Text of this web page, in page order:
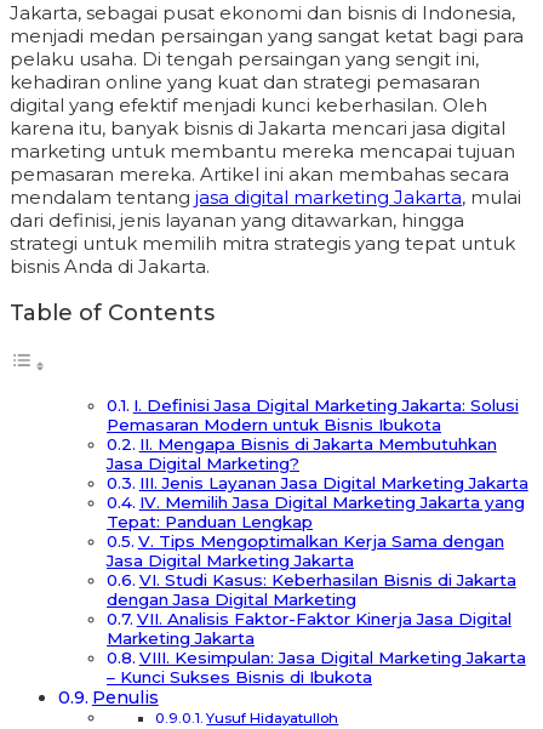
Jakarta, sebagai pusat ekonomi dan bisnis di Indonesia,
menjadi medan persaingan yang sangat ketat bagi para
pelaku usaha. Di tengah persaingan yang sengit ini,
kehadiran online yang kuat dan strategi pemasaran
digital yang efektif menjadi kunci keberhasilan. Oleh
karena itu, banyak bisnis di Jakarta mencari jasa digital
marketing untuk membantu mereka mencapai tujuan
pemasaran mereka. Artikel ini akan membahas secara
mendalam tentang jasa digital marketing Jakarta, mulai
dari definisi, jenis layanan yang ditawarkan, hingga
strategi untuk memilih mitra strategis yang tepat untuk
bisnis Anda di Jakarta.
Table of Contents
I. Definisi Jasa Digital Marketing Jakarta: Solusi
Pemasaran Modern untuk Bisnis Ibukota
II. Mengapa Bisnis di Jakarta Membutuhkan
Jasa Digital Marketing?
III. Jenis Layanan Jasa Digital Marketing Jakarta
IV. Memilih Jasa Digital Marketing Jakarta yang
Tepat: Panduan Lengkap
V. Tips Mengoptimalkan Kerja Sama dengan
Jasa Digital Marketing Jakarta
VI. Studi Kasus: Keberhasilan Bisnis di Jakarta
dengan Jasa Digital Marketing
VII. Analisis Faktor-Faktor Kinerja Jasa Digital
Marketing Jakarta
VIII. Kesimpulan: Jasa Digital Marketing Jakarta
– Kunci Sukses Bisnis di Ibukota
Penulis
Yusuf Hidayatulloh